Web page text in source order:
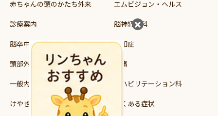
赤ちゃんの頭のかたち外来 エムビジョン・ヘルス
診療案内 脳神経外科
脳卒中 認知症
頭部外傷 頭痛
一般内科 リハビリテーション科
けやき読み書き支援教室 よくある症状